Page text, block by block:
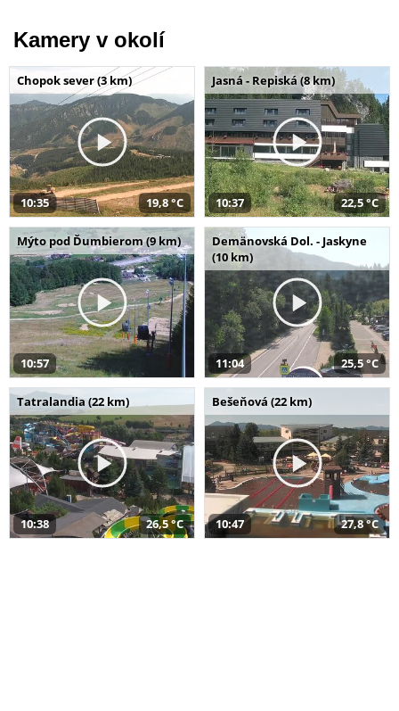
Kamery v okolí
Chopok sever (3 km)
10:35 19,8 °C
Jasná - Repiská (8 km)
10:37 22,5 °C
Mýto pod Ďumbierom (9 km)
10:57
Demänovská Dol. - Jaskyne
(10 km)
11:04 25,5 °C
Tatralandia (22 km)
10:38 26,5 °C
Bešeňová (22 km)
10:47 27,8 °C